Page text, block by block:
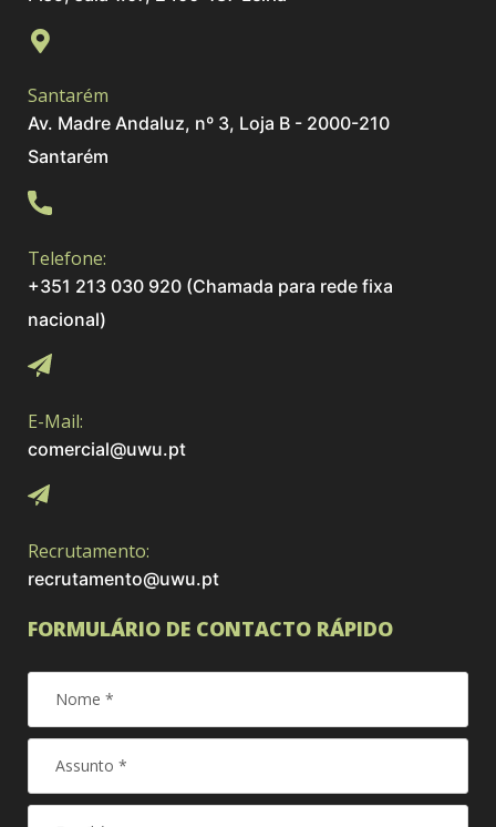
Santarém
Av. Madre Andaluz, nº 3, Loja B - 2000-210
Santarém
Telefone:
+351 213 030 920 (Chamada para rede fixa
nacional)
E-Mail:
comercial@uwu.pt
Recrutamento:
recrutamento@uwu.pt
FORMULÁRIO DE CONTACTO RÁPIDO